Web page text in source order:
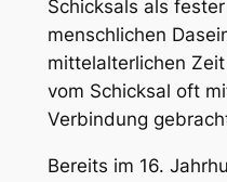
Schicksals als
menschlichen
mittelalterlichen
vom Schicksal oft
Verbindung
Bereits im 16.